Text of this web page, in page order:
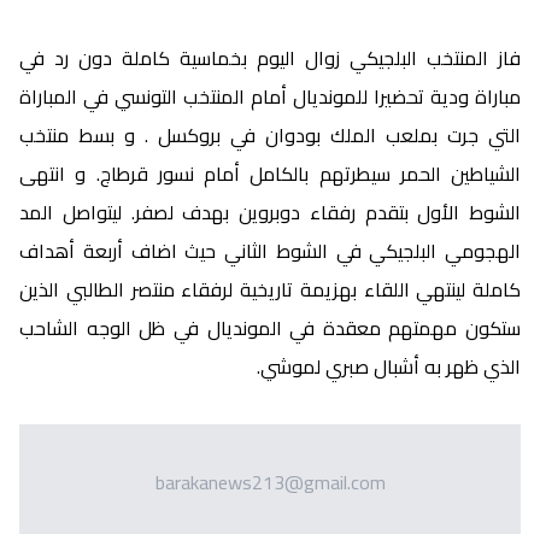
فاز المنتخب البلجيكي زوال اليوم بخماسية كاملة دون رد في
مباراة ودية تحضيرا للمونديال أمام المنتخب التونسي في المباراة
التي جرت بملعب الملك بودوان في بروكسل . و بسط منتخب
الشياطين الحمر سيطرتهم بالكامل أمام نسور قرطاج. و انتهى
الشوط الأول بتقدم رفقاء دوبروين بهدف لصفر. ليتواصل المد
الهجومي البلجيكي في الشوط الثاني حيث اضاف أربعة أهداف
كاملة لينتهي اللقاء بهزيمة تاريخية لرفقاء منتصر الطالبي الذين
ستكون مهمتهم معقدة في المونديال في ظل الوجه الشاحب
الذي ظهر به أشبال صبري لموشي.
barakanews213@gmail.com